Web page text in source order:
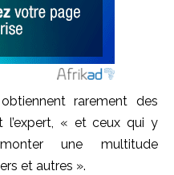
rarement des
l’expert, « et ceux qui y
une multitude
et autres ».